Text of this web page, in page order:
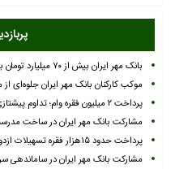
بانک مهر ایران بیش از ۷۰ میلیارد تومان به برنامه‌های مسئولیت اجتماعی اختصاص داد
موکب کارکنان بانک مهر ایران جلوه‌ای
پرداخت ۲ میلیون فقره وام؛ تداوم پیشتازی بانک مهر ایران در پرداخت وام قرض‌الحسنه
مشارکت بانک مهر ایران در ساخت مدرسه ۱۲ کلاسه برای تحقق عدالت
پرداخت حدود ۱۵هزار فقره تسهیلات ازدواج و فرزندآوری توسط بانک مهر ایران
مشارکت بانک مهر ایران در ساماندهی